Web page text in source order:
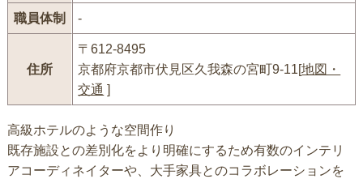
職員体制 -
住所
〒612-8495
京都府京都市伏見区久我森の宮町9-11[地図・
交通 ]
高級ホテルのような空間作り
既存施設との差別化をより明確にするため有数のインテリ
アコーディネイターや、大手家具とのコラボレーションを